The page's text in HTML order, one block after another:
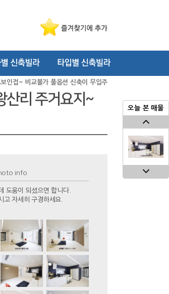
산리 주거요지~
인접~ 비교불가 풀옵션 신축이 무입주
info
도움이 되셨으면 합니다.
고 자세히 구경하세요.
오늘 본 매물